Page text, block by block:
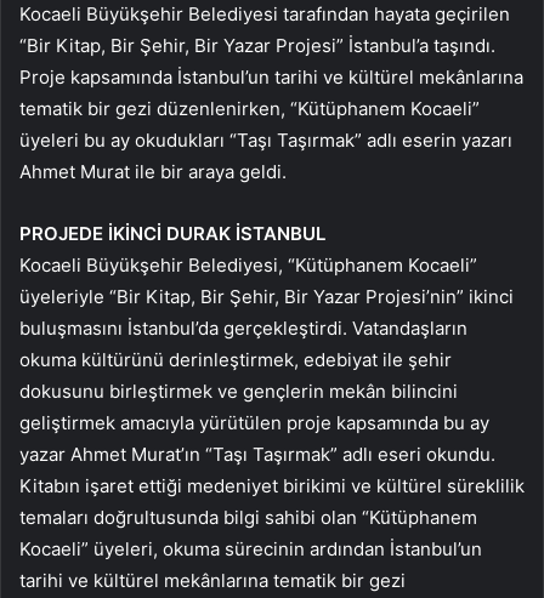
Kocaeli Büyükşehir Belediyesi tarafından hayata geçirilen
“Bir Kitap, Bir Şehir, Bir Yazar Projesi” İstanbul’a taşındı.
Proje kapsamında İstanbul’un tarihi ve kültürel mekânlarına
tematik bir gezi düzenlenirken, “Kütüphanem Kocaeli”
üyeleri bu ay okudukları “Taşı Taşırmak” adlı eserin yazarı
Ahmet Murat ile bir araya geldi.
PROJEDE İKİNCİ DURAK İSTANBUL
Kocaeli Büyükşehir Belediyesi, “Kütüphanem Kocaeli”
üyeleriyle “Bir Kitap, Bir Şehir, Bir Yazar Projesi’nin” ikinci
buluşmasını İstanbul’da gerçekleştirdi. Vatandaşların
okuma kültürünü derinleştirmek, edebiyat ile şehir
dokusunu birleştirmek ve gençlerin mekân bilincini
geliştirmek amacıyla yürütülen proje kapsamında bu ay
yazar Ahmet Murat’ın “Taşı Taşırmak” adlı eseri okundu.
Kitabın işaret ettiği medeniyet birikimi ve kültürel süreklilik
temaları doğrultusunda bilgi sahibi olan “Kütüphanem
Kocaeli” üyeleri, okuma sürecinin ardından İstanbul’un
tarihi ve kültürel mekânlarına tematik bir gezi